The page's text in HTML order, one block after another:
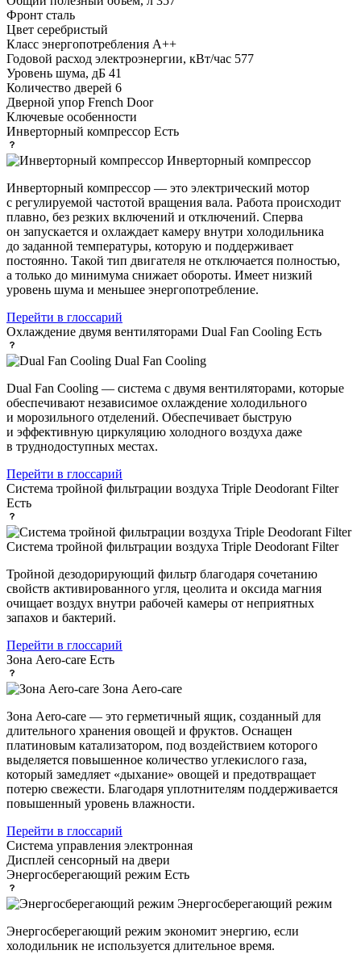
Фронт сталь
Цвет серебристый
Класс энергопотребления A++
Годовой расход электроэнергии, кВт/час 577
Уровень шума, дБ 41
Количество дверей 6
Дверной упор French Door
Ключевые особенности
Инверторный компрессор Есть
Инверторный компрессор
Инверторный компрессор — это электрический мотор
с регулируемой частотой вращения вала. Работа происходит
плавно, без резких включений и отключений. Сперва
он запускается и охлаждает камеру внутри холодильника
до заданной температуры, которую и поддерживает
постоянно. Такой тип двигателя не отключается полностью,
а только до минимума снижает обороты. Имеет низкий
уровень шума и меньшее энергопотребление.
Перейти в глоссарий
Охлаждение двумя вентиляторами Dual Fan Cooling Есть
Dual Fan Cooling
Dual Fan Cooling — система с двумя вентиляторами, которые
обеспечивают независимое охлаждение холодильного
и морозильного отделений. Обеспечивает быструю
и эффективную циркуляцию холодного воздуха даже
в труднодоступных местах.
Перейти в глоссарий
Система тройной фильтрации воздуха Triple Deodorant Filter
Есть
Система тройной фильтрации воздуха Triple Deodorant Filter
Тройной дезодорирующий фильтр благодаря сочетанию
свойств активированного угля, цеолита и оксида магния
очищает воздух внутри рабочей камеры от неприятных
запахов и бактерий.
Перейти в глоссарий
Зона Aero-care Есть
Зона Aero-care
Зона Aero-care — это герметичный ящик, созданный для
длительного хранения овощей и фруктов. Оснащен
платиновым катализатором, под воздействием которого
выделяется повышенное количество углекислого газа,
который замедляет «дыхание» овощей и предотвращает
потерю свежести. Благодаря уплотнителям поддерживается
повышенный уровень влажности.
Перейти в глоссарий
Система управления электронная
Дисплей сенсорный на двери
Энергосберегающий режим Есть
Энергосберегающий режим
Энергосберегающий режим экономит энергию, если
холодильник не используется длительное время.